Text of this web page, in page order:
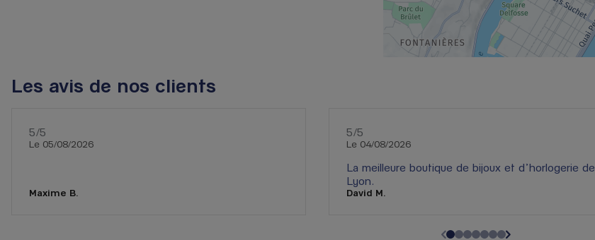
Les avis de nos clients
5/5
Le 05/08/2026
Maxime B.
5/5
Le 04/08/2026
La meilleure boutique de bijoux et d’horlogerie de
Lyon.
David M.